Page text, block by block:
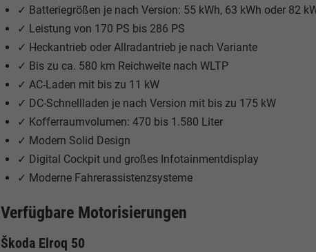
✓ Batteriegrößen je nach Version: 55 kWh, 63 kWh oder 82
✓ Leistung von 170 PS bis 286 PS
✓ Heckantrieb oder Allradantrieb je nach Variante
✓ Bis zu ca. 580 km Reichweite nach WLTP
✓ AC-Laden mit bis zu 11 kW
✓ DC-Schnellladen je nach Version mit bis zu 175 kW
✓ Kofferraumvolumen: 470 bis 1.580 Liter
✓ Modern Solid Design
✓ Digital Cockpit und großes Infotainmentdisplay
✓ Moderne Fahrerassistenzsysteme
Verfügbare Motorisierungen
Škoda Elroq 50